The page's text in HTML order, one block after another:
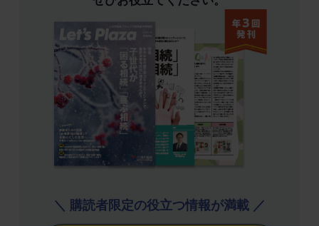
＼ 購読者限定の役立つ情報が満載 ／